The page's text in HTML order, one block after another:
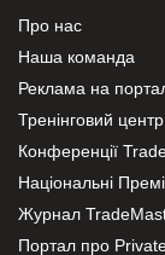
Про нас
Наша команда
Реклама на
Тренінговий центр
Конференції
Національні
Журнал
Портал про